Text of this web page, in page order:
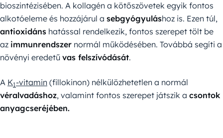
bioszintézisében. A kollagén a kötőszövetek egyik fontos
alkotóeleme és hozzájárul a sebgyógyuláshoz is. Ezen túl,
antioxidáns hatással rendelkezik, fontos szerepet tölt be
az immunrendszer normál működésében. Továbbá segíti a
növényi eredetű vas felszívódását.
A K1-vitamin (fillokinon) nélkülözhetetlen a normál
véralvadáshoz, valamint fontos szerepet játszik a csontok
anyagcseréjében.